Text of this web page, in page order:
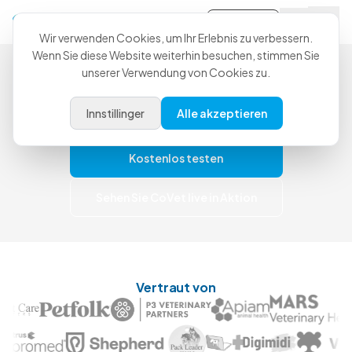
Weniger Nacharbeit. Mehr
Zeit für Patienten.
Starten Sie heute kostenlos – und upgraden Sie,
wenn Sie mehr wollen.
Kostenlos testen
Vertraut von
Wir verwenden Cookies, um Ihr Erlebnis zu verbessern.
Wenn Sie diese Website weiterhin besuchen, stimmen Sie
unserer Verwendung von Cookies zu.
Innstillinger Alle akzeptieren